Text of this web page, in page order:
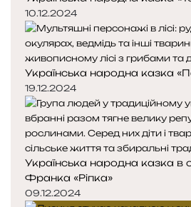
н
к
а
н
к
а
10.12.2024
Українська народна казка
19.12.2024
Українська народна казка в
Франка «Ріпка»
09.12.2024